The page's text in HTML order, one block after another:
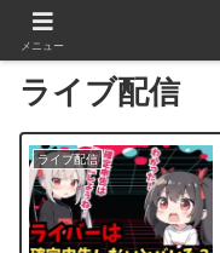
ライブ配信
ライブ配信
メニュー